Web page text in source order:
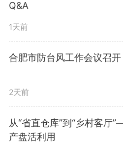
预计未来几天
我市多降雨过程
其中今日、明日
Q&A
1天前
合肥市防台风工作会议召开
2天前
从“省直仓库”到“乡村客厅
产盘活利用